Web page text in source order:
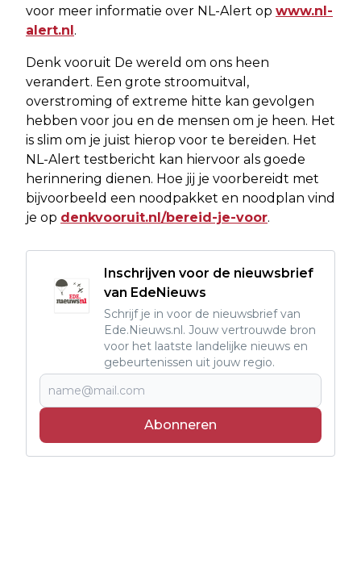
voor meer informatie over NL-Alert op www.nl-
alert.nl.
Denk vooruit De wereld om ons heen
verandert. Een grote stroomuitval,
overstroming of extreme hitte kan gevolgen
hebben voor jou en de mensen om je heen. Het
is slim om je juist hierop voor te bereiden. Het
NL-Alert testbericht kan hiervoor als goede
herinnering dienen. Hoe jij je voorbereidt met
bijvoorbeeld een noodpakket en noodplan vind
je op denkvooruit.nl/bereid-je-voor.
Inschrijven voor de nieuwsbrief
van EdeNieuws
Schrijf je in voor de nieuwsbrief van
Ede.Nieuws.nl. Jouw vertrouwde bron
voor het laatste landelijke nieuws en
gebeurtenissen uit jouw regio.
Abonneren